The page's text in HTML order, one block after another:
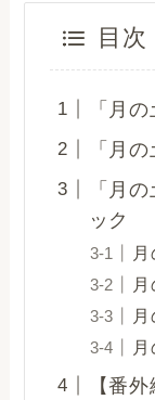
目次
「月
「月
「月
ック
【番